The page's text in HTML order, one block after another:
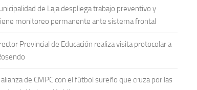
de Laja despliega trabajo preventivo y
monitoreo permanente ante sistema frontal
Provincial de Educación realiza visita protocolar a
alianza de CMPC con el fútbol sureño que cruza por las